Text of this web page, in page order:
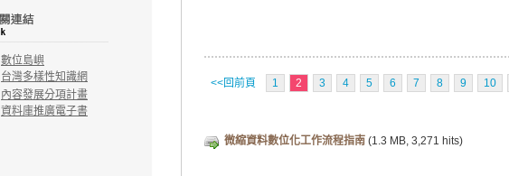
數位島嶼
台灣多樣性知識網
內容發展分項計畫
資料庫推廣電子書
<<回前頁 1 2 3 4 5 6 7 8 9 10
微縮資料數位化工作流程指南 (1.3 MB, 3,271 hits)